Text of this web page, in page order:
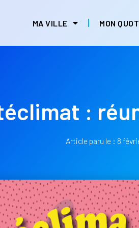
MA VILLE MON
:
Article paru le : 8